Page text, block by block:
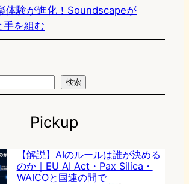
体験が進化！Soundscapeが
を組む
検索
Pickup
【解説】AIのルールは誰が決める
のか｜EU AI Act・Pax Silica・
WAICOと国連の間で